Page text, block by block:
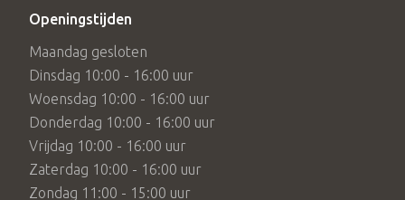
Openingstijden
Maandag gesloten
Dinsdag 10:00 - 16:00 uur
Woensdag 10:00 - 16:00 uur
Donderdag 10:00 - 16:00 uur
Vrijdag 10:00 - 16:00 uur
Zaterdag 10:00 - 16:00 uur
Zondag 11:00 - 15:00 uur